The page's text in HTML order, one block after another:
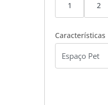
1 2
Características